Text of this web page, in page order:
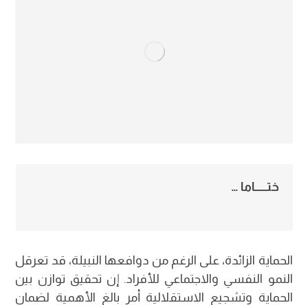
ختــــــاما …
الحماية الزائدة، على الرغم من دوافعها النبيلة، قد تعرقل
النمو النفسي والاجتماعي للأفراد. إن تحقيق توازن بين
الحماية وتشجيع الاستقلالية أمر بالغ الأهمية لضمان